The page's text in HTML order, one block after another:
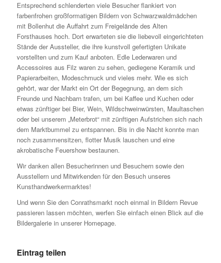
Entsprechend schlenderten viele Besucher flankiert von
farbenfrohen großformatigen Bildern von Schwarzwaldmädchen
mit Bollenhut die Auffahrt zum Freigelände des Alten
Forsthauses hoch. Dort erwarteten sie die liebevoll eingerichteten
Stände der Aussteller, die ihre kunstvoll gefertigten Unikate
vorstellten und zum Kauf anboten. Edle Lederwaren und
Accessoires aus Filz waren zu sehen, gediegene Keramik und
Papierarbeiten, Modeschmuck und vieles mehr. Wie es sich
gehört, war der Markt ein Ort der Begegnung, an dem sich
Freunde und Nachbarn trafen, um bei Kaffee und Kuchen oder
etwas zünftiger bei Bier, Wein, Wildschweinwürsten, Maultaschen
oder bei unserem „Meterbrot“ mit zünftigen Aufstrichen sich nach
dem Marktbummel zu entspannen. Bis in die Nacht konnte man
noch zusammensitzen, flotter Musik lauschen und eine
akrobatische Feuershow bestaunen.
Wir danken allen Besucherinnen und Besuchern sowie den
Ausstellern und Mitwirkenden für den Besuch unseres
Kunsthandwerkermarktes!
Und wenn Sie den Conrathsmarkt noch einmal in Bildern Revue
passieren lassen möchten, werfen Sie einfach einen Blick auf die
Bildergalerie in unserer Homepage.
Eintrag teilen